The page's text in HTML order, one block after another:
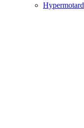
Hypermotard